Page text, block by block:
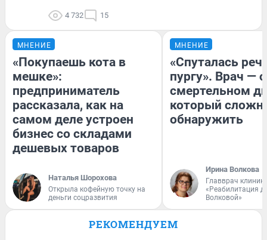
4 732 15
МНЕНИЕ
«Покупаешь кота в
мешке»:
предприниматель
рассказала, как на
самом деле устроен
бизнес со складами
дешевых товаров
Наталья Шорохова
Открыла кофейную точку на
деньги соцразвития
МНЕНИЕ
«Спуталась
пургу». Врач — о
смертельном
который
обнаружить
Ирина Волкова
Главврач
«Реабилитация
Волковой»
РЕКОМЕНДУЕМ